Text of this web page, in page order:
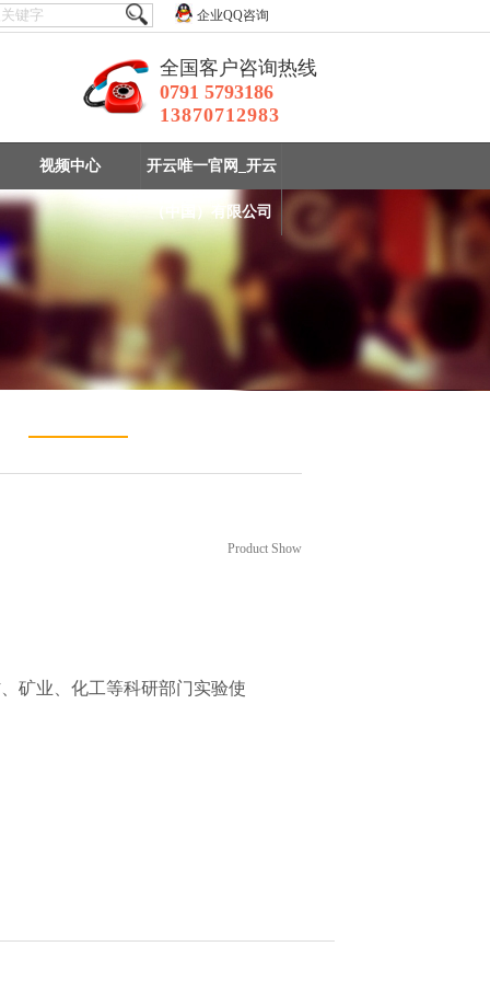
企业QQ咨询
全国客户咨询热线
0791 5793186
13870712983
视频中心 开云唯一官网_开云
（中国）有限公司
Product Show
矿业、化工等科研部门实验使